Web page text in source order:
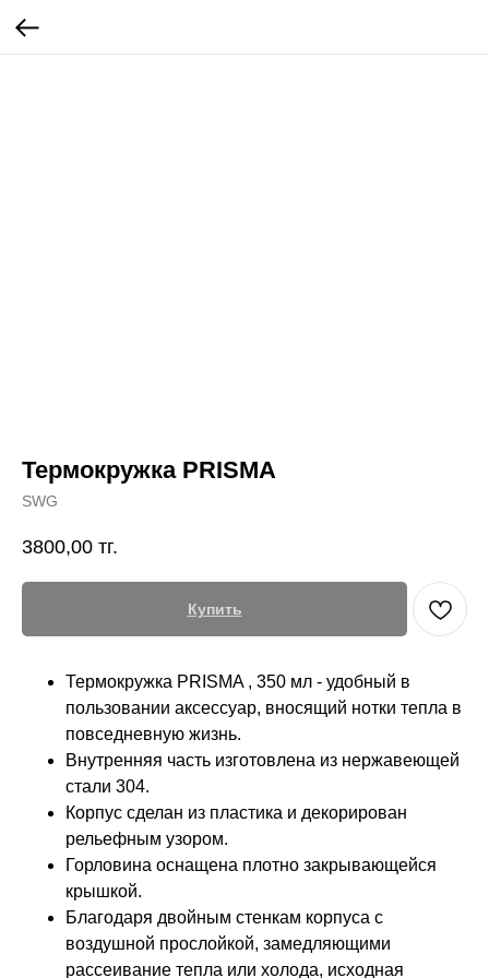
Термокружка PRISMA
SWG
3800,00 тг.
Купить
Термокружка PRISMA , 350 мл - удобный в
пользовании аксессуар, вносящий нотки тепла в
повседневную жизнь.
Внутренняя часть изготовлена из нержавеющей
стали 304.
Корпус сделан из пластика и декорирован
рельефным узором.
Горловина оснащена плотно закрывающейся
крышкой.
Благодаря двойным стенкам корпуса с
воздушной прослойкой, замедляющими
рассеивание тепла или холода, исходная